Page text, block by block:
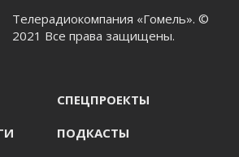
Телерадиокомпания «Гомель». ©
2021 Все права защищены.
СПЕЦПРОЕКТЫ
ПОДКАСТЫ